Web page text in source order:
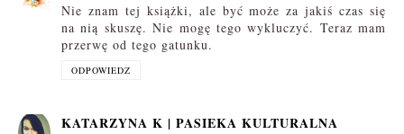
Nie znam tej książki, ale być może za jakiś czas się
na nią skuszę. Nie mogę tego wykluczyć. Teraz mam
przerwę od tego gatunku.
ODPOWIEDZ
KATARZYNA K | PASIEKA KULTURALNA